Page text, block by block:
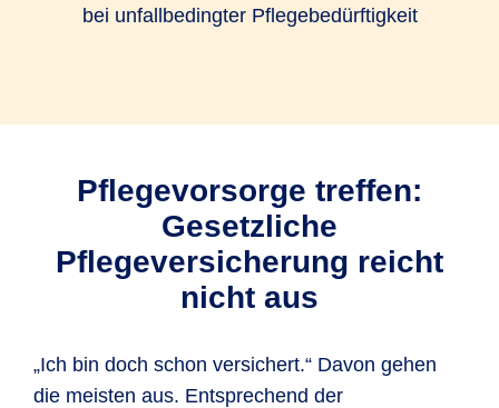
bei unfallbedingter Pflegebedürftigkeit
Pflegevorsorge treffen:
Gesetzliche
Pflegeversicherung reicht
nicht aus
„Ich bin doch schon versichert.“ Davon gehen
die meisten aus. Entsprechend der